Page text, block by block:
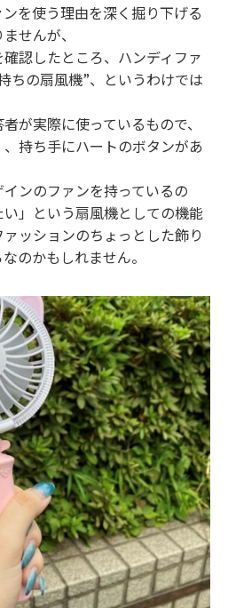
を使う理由を深く掘り下げる
せんが、
認したところ、ハンディファ
ちの扇風機”、というわけでは
が実際に使っているもので、
持ち手にハートのボタンがあ
ンのファンを持っているの
」という扇風機としての機能
ッションのちょっとした飾り
のかもしれません。